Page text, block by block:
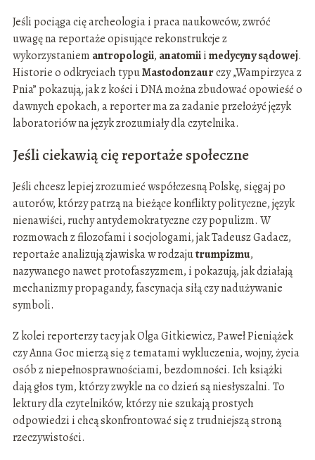
Jeśli pociąga cię archeologia i praca naukowców, zwróć
uwagę na reportaże opisujące rekonstrukcje z
wykorzystaniem antropologii, anatomiiimedycyny sądowej.
Historie o odkryciach typuMastodonzaurczy „Wampirzyca z
Pnia” pokazują, jak z kości i DNA można zbudować opowieść o
dawnych epokach, a reporter ma za zadanie przełożyć język
laboratoriów na język zrozumiały dla czytelnika.
Jeśli ciekawią cię reportaże społeczne
Jeśli chcesz lepiej zrozumieć współczesną Polskę, sięgaj po
autorów, którzy patrzą na bieżące konflikty polityczne, język
nienawiści, ruchy antydemokratyczne czy populizm. W
rozmowach z filozofami i socjologami, jak Tadeusz Gadacz,
reportaże analizują zjawiska w rodzajutrumpizmu,
nazywanego nawet protofaszyzmem, i pokazują, jak działają
mechanizmy propagandy, fascynacja siłą czy nadużywanie
symboli.
Z kolei reporterzy tacy jak Olga Gitkiewicz, Paweł Pieniążek
czy Anna Goc mierzą się z tematami wykluczenia, wojny, życia
osób z niepełnosprawnościami, bezdomności. Ich książki
dają głos tym, którzy zwykle na co dzień są niesłyszalni. To
lektury dla czytelników, którzy nie szukają prostych
odpowiedzi i chcą skonfrontować się z trudniejszą stroną
rzeczywistości.